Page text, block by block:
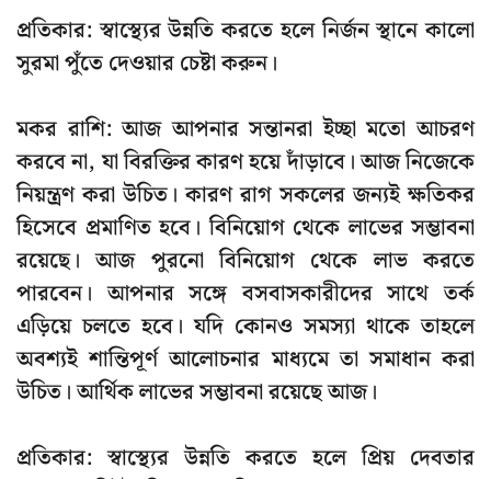
প্রতিকার: স্বাস্থ্যের উন্নতি করতে হলে নির্জন স্থানে কালো
সুরমা পুঁতে দেওয়ার চেষ্টা করুন।
মকর রাশি: আজ আপনার সন্তানরা ইচ্ছা মতো আচরণ
করবে না, যা বিরক্তির কারণ হয়ে দাঁড়াবে। আজ নিজেকে
নিয়ন্ত্রণ করা উচিত। কারণ রাগ সকলের জন্যই ক্ষতিকর
হিসেবে প্রমাণিত হবে। বিনিয়োগ থেকে লাভের সম্ভাবনা
রয়েছে। আজ পুরনো বিনিয়োগ থেকে লাভ করতে
পারবেন। আপনার সঙ্গে বসবাসকারীদের সাথে তর্ক
এড়িয়ে চলতে হবে। যদি কোনও সমস্যা থাকে তাহলে
অবশ্যই শান্তিপূর্ণ আলোচনার মাধ্যমে তা সমাধান করা
উচিত। আর্থিক লাভের সম্ভাবনা রয়েছে আজ।
প্রতিকার: স্বাস্থ্যের উন্নতি করতে হলে প্রিয় দেবতার